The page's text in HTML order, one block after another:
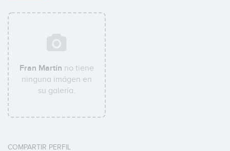
Fran Martín no tiene
ninguna imágen en
su galería.
COMPARTIR PERFIL